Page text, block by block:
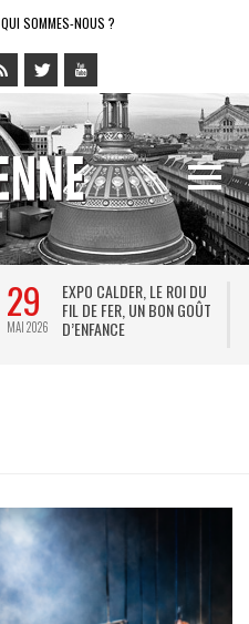
QUI SOMMES-NOUS ?
29
MAI 2026
EXPO CALDER, LE ROI DU
FIL DE FER, UN BON GOÛT
D’ENFANCE